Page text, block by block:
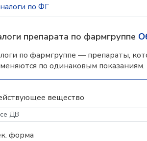
по ФГ
препарата по фармгруппе
по фармгруппе — препараты,
по одинаковым показаниям.
вещество
форма